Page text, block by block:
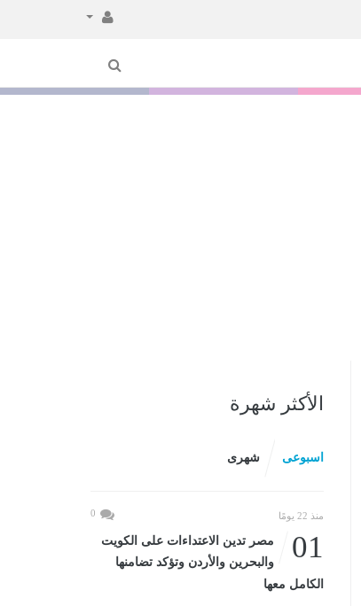
الأكثر شهرة
اسبوعى شهرى
منذ 22 يومًا 0
01
مصر تدين الاعتداءات على الكويت
والبحرين والأردن وتؤكد تضامنها
الكامل معها